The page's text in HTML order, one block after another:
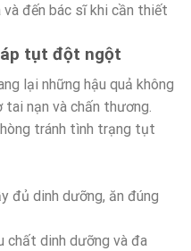
đến bác sĩ khi cần thiết
tụt đột ngột
lại những hậu quả không
nạn và chấn thương.
tránh tình trạng tụt
đủ dinh dưỡng, ăn đúng
chất dinh dưỡng và đa